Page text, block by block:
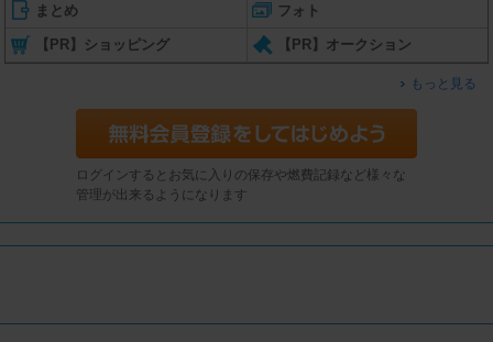
まとめ フォト
【PR】ショッピング 【PR】オークション
もっと見る
ログインするとお気に入りの保存や燃費記録など様々な
管理が出来るようになります